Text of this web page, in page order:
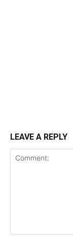
LEAVE A REPLY